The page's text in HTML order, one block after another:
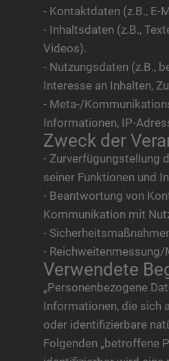
- Kontaktdaten (z.B., E-
- Inhaltsdaten (z.B.,
Videos).
- Nutzungsdaten (z.B.,
Interesse an Inhalten,
- Meta-/
Informationen, IP-
Zweck der
- Zurverfügungstellung
seiner Funktionen und
- Beantwortung von
Kommunikation mit
-
- Reichweitenmessung/
Verwendete
„Personenbezogene
Informationen, die sich
oder identifizierbare
Folgenden „betroffene